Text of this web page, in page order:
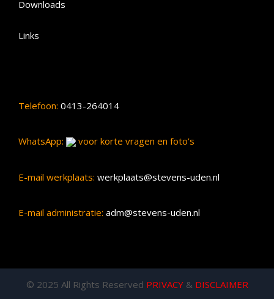
Downloads
Links
Telefoon: 0413-264014
WhatsApp: voor korte vragen en foto’s
E-mail werkplaats: werkplaats@stevens-uden.nl
E-mail administratie: adm@stevens-uden.nl
© 2025 All Rights Reserved PRIVACY& DISCLAIMER